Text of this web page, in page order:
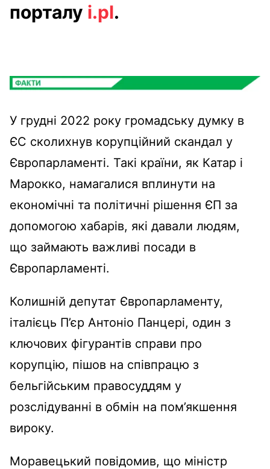
порталу i.pl.
У грудні 2022 року громадську думку в
ЄС сколихнув корупційний скандал у
Європарламенті. Такі країни, як Катар і
Марокко, намагалися вплинути на
економічні та політичні рішення ЄП за
допомогою хабарів, які давали людям,
що займають важливі посади в
Європарламенті.
Колишній депутат Європарламенту,
італієць П’єр Антоніо Панцері, один з
ключових фігурантів справи про
корупцію, пішов на співпрацю з
бельгійським правосуддям у
розслідуванні в обмін на пом’якшення
вироку.
Моравецький повідомив, що міністр